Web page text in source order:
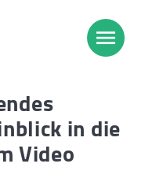
in die
Video